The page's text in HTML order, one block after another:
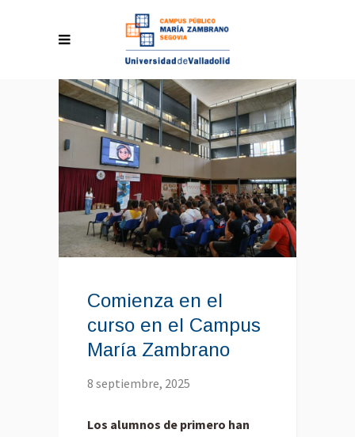
Comienza en el
curso en el Campus
María Zambrano
8 septiembre, 2025
Los alumnos de primero han